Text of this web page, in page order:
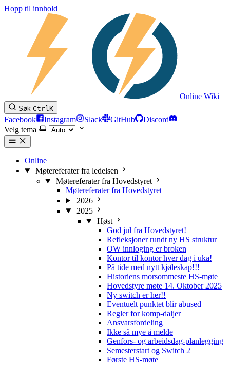
Hopp til innhold
Online Wiki
Søk CtrlK
Facebook Instagram Slack GitHub
Discord
Velg tema
Online
Møtereferater fra ledelsen
Møtereferater fra Hovedstyret
Møtereferater fra Hovedstyret
2026
2025
Høst
God jul fra Hovedstyret!
Refleksjoner rundt ny HS struktur
OW innloging er broken
Kontor til kontor hver dag i uka!
På tide med nytt kjøleskap!!!
Historiens morsommeste HS-møte
Hovedstyre møte 14. Oktober 2025
Ny switch er her!!
Eventuelt punktet blir abused
Regler for komp-daljer
Ansvarsfordeling
Ikke så mye å melde
Genfors- og arbeidsdag-planlegging
Semesterstart og Switch 2
Første HS-møte